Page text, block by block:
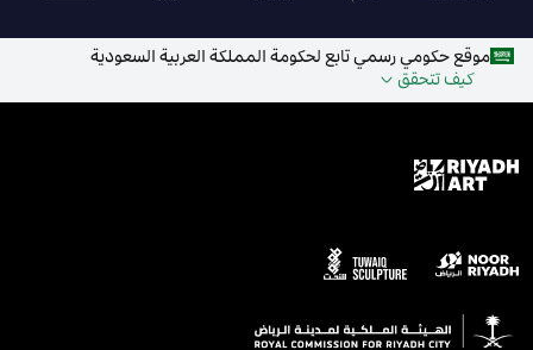
موقع حكومي رسمي تابع لحكومة المملكة العربية السعودية
كيف تتحقق